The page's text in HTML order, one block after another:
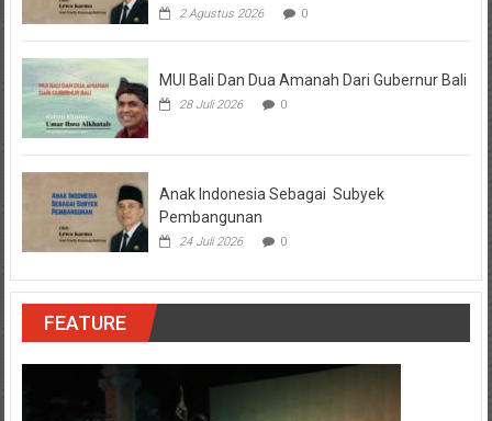
2 Agustus 2026 0
MUI Bali Dan Dua Amanah Dari Gubernur Bali
28 Juli 2026 0
Anak Indonesia Sebagai Subyek
Pembangunan
24 Juli 2026 0
FEATURE